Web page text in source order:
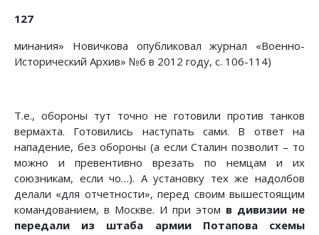
127
минания» Новичкова опубликовал журнал «Военно-
Исторический Архив» №6 в 2012 году, с. 106-114)
Т.е., обороны тут точно не готовили против танков
вермахта. Готовились наступать сами. В ответ на
нападение, без обороны (а если Сталин позволит – то
можно и превентивно врезать по немцам и их
союзникам, если чо…). А установку тех же надолбов
делали «для отчетности», перед своим вышестоящим
командованием, в Москве. И при этом в дивизии не
передали из штаба армии Потапова схемы